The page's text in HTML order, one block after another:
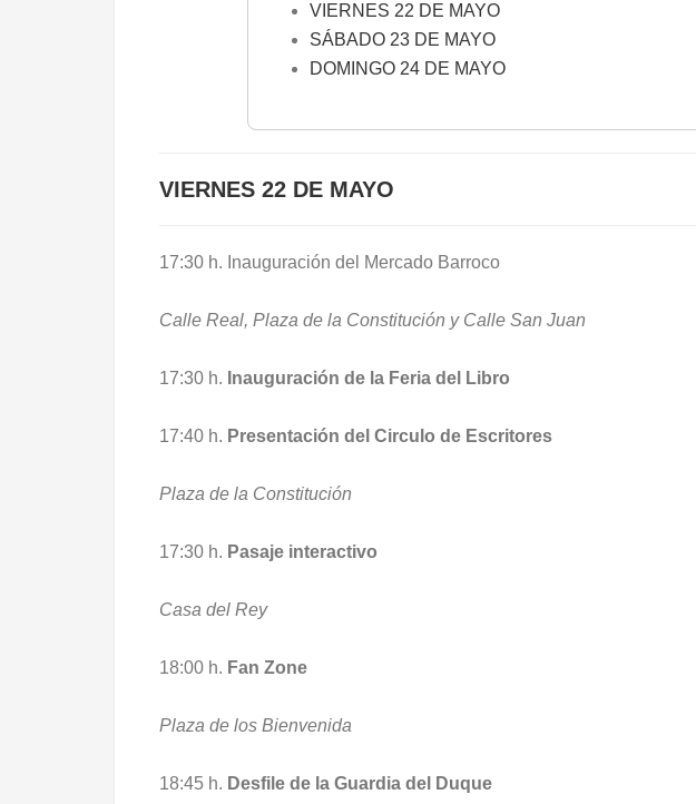
VIERNES 22 DE MAYO
SÁBADO 23 DE MAYO
DOMINGO 24 DE MAYO
VIERNES 22 DE MAYO
17:30 h. Inauguración del Mercado Barroco
Calle Real, Plaza de la Constitución y Calle San Juan
17:30 h. Inauguración de la Feria del Libro
17:40 h. Presentación del Circulo de Escritores
Plaza de la Constitución
17:30 h. Pasaje interactivo
Casa del Rey
18:00 h. Fan Zone
Plaza de los Bienvenida
18:45 h. Desfile de la Guardia del Duque